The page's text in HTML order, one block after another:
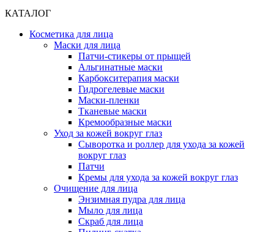
КАТАЛОГ
Косметика для лица
Маски для лица
Патчи-стикеры от прыщей
Альгинатные маски
Карбокситерапия маски
Гидрогелевые маски
Маски-пленки
Тканевые маски
Кремообразные маски
Уход за кожей вокруг глаз
Сыворотка и роллер для ухода за кожей
вокруг глаз
Патчи
Кремы для ухода за кожей вокруг глаз
Очищение для лица
Энзимная пудра для лица
Мыло для лица
Скраб для лица